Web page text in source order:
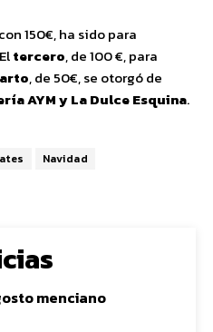
150€, ha sido para
tercero, de 100 €, para
, de 50€, se otorgó de
AYM y La Dulce Esquina.
Navidad
menciano